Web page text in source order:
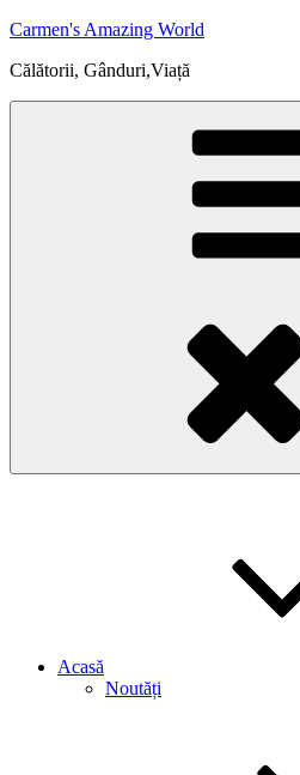
Skip
content
Carmen's Amazing World
Călătorii, Gânduri,Viață
Acasă
Noutăți